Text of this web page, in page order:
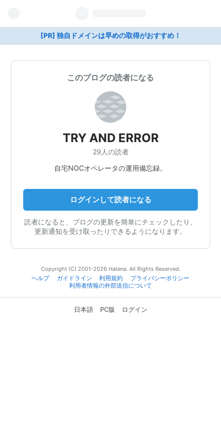
[PR] 独自ドメインは早めの取得がおすすめ！
このブログの読者になる
TRY AND ERROR
29人の読者
自宅NOCオペレータの運用備忘録。
ログインして読者になる
読者になると、ブログの更新を簡単にチェックしたり、
更新通知を受け取ったりできるようになります。
Copyright (C) 2001-2026 Hatena. All Rights Reserved.
ヘルプ
ガイドライン 利用規約
プライバシーポリシー
利用者情報の外部送信について
日本語 PC版 ログイン